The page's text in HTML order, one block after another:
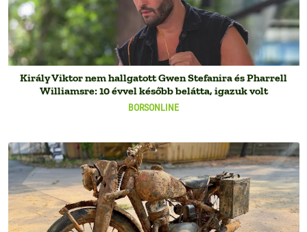
BORSONLINE
Király Viktor nem hallgatott Gwen Stefanira és Pharrell
Williamsre: 10 évvel később belátta, igazuk volt